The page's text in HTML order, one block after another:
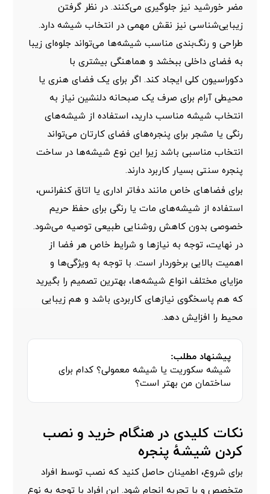
مضر خورشید نیز جلوگیری می‌کنند. در نظر گرفتن
زیبایی‌شناسی نیز نقش مهمی در انتخاب شیشه دارد.
طراحی و رنگ‌بندی مناسب شیشه‌ها می‌تواند جلوه‌ای زیبا
به فضای داخلی ببخشد و هماهنگی بیشتری با
دکوراسیون کلی ایجاد کند. اگر برای یک فضای هنری یا
محیطی آرام برای صرف یک صبحانه دلنشین نیاز به
انتخاب شیشه مناسب دارید، استفاده از شیشه‌های
رنگی یا مشجر برای پنجره‌های فضای کارتان می‌تواند
انتخاب مناسبی باشد زیرا این نوع شیشه‌ها در ساخت
پنجره سنتیبسیار کاربرد دارند.
برای فضاهای خاص مانند دفاتر اداری یا اتاق کنفرانس،
استفاده از شیشه‌های مات یا رنگی برای حفظ حریم
خصوصی بدون کاهش روشنایی طبیعی توصیه می‌شود.
در نهایت، توجه به نیازها و شرایط خاص هر فضا از
اهمیت بالایی برخوردار است. با توجه به ویژگی‌ها و
مزایای مختلف انواع شیشه‌ها، بهترین تصمیم را بگیرید
که هم پاسخگوی نیازهای کاربردی باشد و هم زیبایی
محیط را افزایش دهد.
پیشنهاد مطلب:
شیشه سکوریت یا شیشه معمولی؟ کدام برای
ساختمان من بهتر است؟
نکات کلیدی در هنگام خرید و نصب
کردن شیشۀ پنجره
برای شروع، اطمینان حاصل کنید که نصب توسط افراد
متخصص و با تجربه انجام شود. این افراد با توجه به نوع